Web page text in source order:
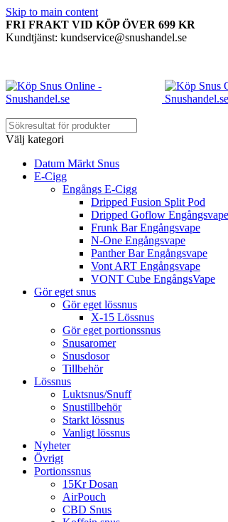
Skip to main content
FRI FRAKT VID KÖP ÖVER 699 KR
Kundtjänst: kundservice@snushandel.se
Välj kategori
Datum Märkt Snus
E-Cigg
Engångs E-Cigg
Dripped Fusion Split Pod
Dripped Goflow Engångsvape
Frunk Bar Engångsvape
N-One Engångsvape
Panther Bar Engångsvape
Vont ART Engångsvape
VONT Cube EngångsVape
Gör eget snus
Gör eget lössnus
X-15 Lössnus
Gör eget portionssnus
Snusaromer
Snusdosor
Tillbehör
Lössnus
Luktsnus/Snuff
Snustillbehör
Starkt lössnus
Vanligt lössnus
Nyheter
Övrigt
Portionssnus
15Kr Dosan
AirPouch
CBD Snus